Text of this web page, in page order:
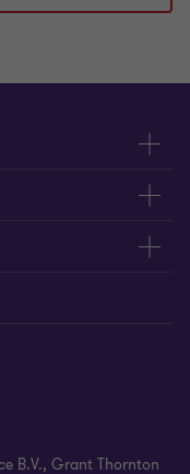
B.V., Grant Thornton